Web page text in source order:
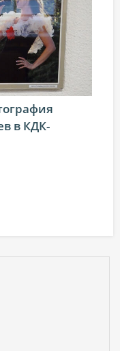
в КДК-